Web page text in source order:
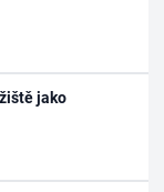
jako